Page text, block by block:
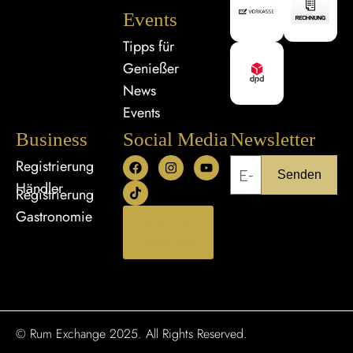
Events
Tipps für
Genießer
News
Events
Business
Registrierung
Händler
Registrierung
Gastronomie
Social MediaNewsletter
Senden
© Rum Exchange 2025. All Rights Reserved.